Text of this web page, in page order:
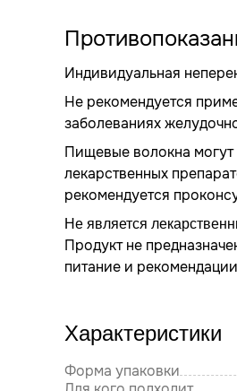
Индивидуальная
Не рекомендуется
заболеваниях
Пищевые волокна могут
лекарственных
рекомендуется
Не является
Продукт не
питание и
Характеристики
Форма упаковки